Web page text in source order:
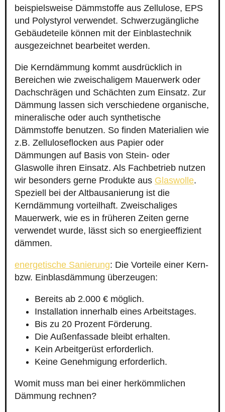
beispielsweise Dämmstoffe aus Zellulose, EPS
und Polystyrol verwendet. Schwerzugängliche
Gebäudeteile können mit der Einblastechnik
ausgezeichnet bearbeitet werden.
Die Kerndämmung kommt ausdrücklich in
Bereichen wie zweischaligem Mauerwerk oder
Dachschrägen und Schächten zum Einsatz. Zur
Dämmung lassen sich verschiedene organische,
mineralische oder auch synthetische
Dämmstoffe benutzen. So finden Materialien wie
z.B. Zelluloseflocken aus Papier oder
Dämmungen auf Basis von Stein- oder
Glaswolle ihren Einsatz. Als Fachbetrieb nutzen
wir besonders gerne Produkte aus Glaswolle.
Speziell bei der Altbausanierung ist die
Kerndämmung vorteilhaft. Zweischaliges
Mauerwerk, wie es in früheren Zeiten gerne
verwendet wurde, lässt sich so energieeffizient
dämmen.
energetische Sanierung: Die Vorteile einer Kern-
bzw. Einblasdämmung überzeugen:
Bereits ab 2.000 € möglich.
Installation innerhalb eines Arbeitstages.
Bis zu 20 Prozent Förderung.
Die Außenfassade bleibt erhalten.
Kein Arbeitgerüst erforderlich.
Keine Genehmigung erforderlich.
Womit muss man bei einer herkömmlichen
Dämmung rechnen?